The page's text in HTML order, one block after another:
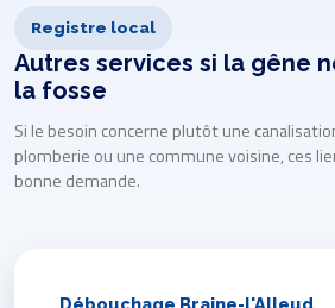
Registre local
Autres services si la gêne
la fosse
Si le besoin concerne plutôt une
plomberie ou une commune voisine, ces
bonne demande.